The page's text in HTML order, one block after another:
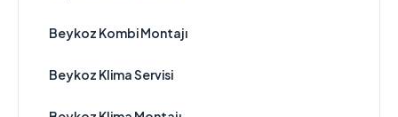
Beykoz Kombi Montajı
Beykoz Klima Servisi